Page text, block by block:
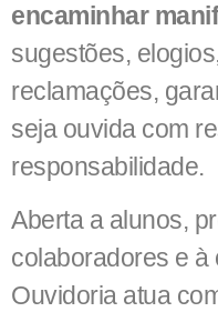
encaminhar
sugestões,
reclamações,
seja ouvida com
responsabilidade.
Aberta a alunos,
colaboradores e à
Ouvidoria atua